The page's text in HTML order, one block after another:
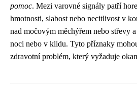
pomoc. Mezi varovné signály patří
hmotnosti, slabost nebo necitlivost v
nad močovým měchýřem nebo střevy
noci nebo v klidu. Tyto příznaky
zdravotní problém, který vyžaduje